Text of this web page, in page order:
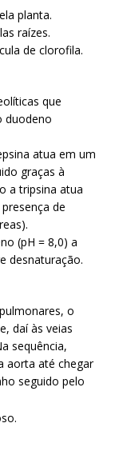
planta.
raízes.
de clorofila.
que
duodeno
atua em um
graças à
a tripsina atua
de
(pH = 8,0) a
desnaturação.
o
daí às veias
sequência,
aorta até chegar
seguido pelo